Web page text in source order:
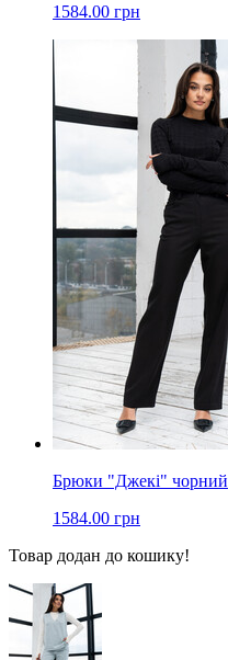
1584.00 грн
Брюки "Джекі" чорний
1584.00 грн
Товар додан до кошику!